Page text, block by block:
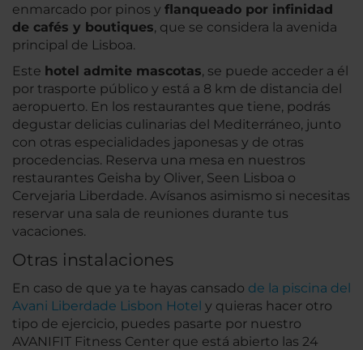
enmarcado por pinos y flanqueado por infinidad
de cafés y boutiques, que se considera la avenida
principal de Lisboa.
Este hotel admite mascotas, se puede acceder a él
por trasporte público y está a 8 km de distancia del
aeropuerto. En los restaurantes que tiene, podrás
degustar delicias culinarias del Mediterráneo, junto
con otras especialidades japonesas y de otras
procedencias. Reserva una mesa en nuestros
restaurantes Geisha by Oliver, Seen Lisboa o
Cervejaria Liberdade. Avísanos asimismo si necesitas
reservar una sala de reuniones durante tus
vacaciones.
Otras instalaciones
En caso de que ya te hayas cansado de la piscina del
Avani Liberdade Lisbon Hotel y quieras hacer otro
tipo de ejercicio, puedes pasarte por nuestro
AVANIFIT Fitness Center que está abierto las 24